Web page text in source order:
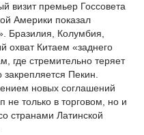
визит премьер Госсовета
Америки показал
Бразилия, Колумбия,
охват Китаем «заднего
где стремительно теряет
Пекин.
новых соглашений
не только в торговом, но и
странами Латинской